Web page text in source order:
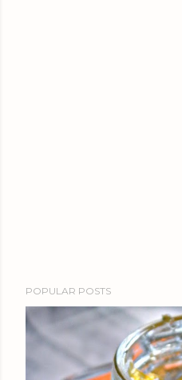
POPULAR POSTS